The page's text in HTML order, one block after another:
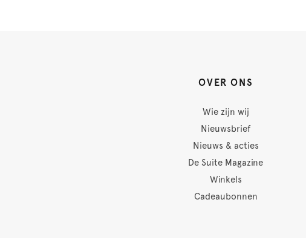
OVER ONS
Wie zijn wij
Nieuwsbrief
Nieuws & acties
De Suite Magazine
Winkels
Cadeaubonnen